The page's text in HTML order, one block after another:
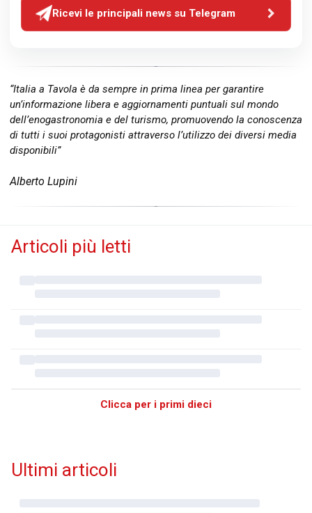
Ricevi le principali news su Telegram
“Italia a Tavola è da sempre in prima linea per garantire
un’informazione libera e aggiornamenti puntuali sul mondo
dell’enogastronomia e del turismo, promuovendo la conoscenza
di tutti i suoi protagonisti attraverso l’utilizzo dei diversi media
disponibili”
Alberto Lupini
Articoli più letti
Clicca per i primi dieci
Ultimi articoli